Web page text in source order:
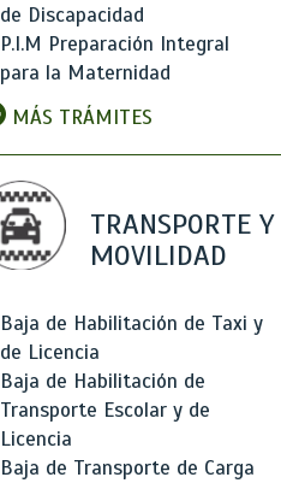
de Discapacidad
P.I.M Preparación Integral
para la Maternidad
MÁS TRÁMITES
TRANSPORTE Y
MOVILIDAD
Baja de Habilitación de Taxi y
de Licencia
Baja de Habilitación de
Transporte Escolar y de
Licencia
Baja de Transporte de Carga